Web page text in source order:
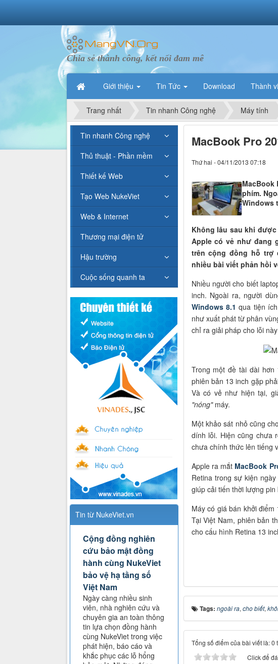
Chia sẻ thành công, kết nối đam mê
Giới thiệu Tin Tức Download Thành
Trang nhất Tin nhanh Công nghệ Máy tính
MacBook Pro
Thứ hai - 04/11/2013 07:18
MacBook
phím.
Windows
Không lâu sau khi được
Apple có vẻ như đang
trên cộng đồng hỗ trợ
nhiều bài viết phản hồi
Nhiều người cho biết
inch. Ngoài ra, người
Windows 8.1 qua tiện ích
như xuất phát từ phân
chỉ ra giải pháp cho lỗi
Trong một đề tài dài hơn
phiên bản 13 inch gặp
Và có vẻ như hiện tại,
"nóng"máy.
Một khảo sát nhỏ cũng
dính lỗi. Hiện cũng chưa
chưa chính thức lên tiếng
Apple ra mắt MacBook
Retina trong sự kiện
giúp cải tiến thời lượng
Máy có giá bán khởi điểm
Tại Việt Nam, phiên bản
cho cấu hình Retina 13
Tags: ngoài ra, cho biết,
Tổng số điểm của bài viết là: 0
Click để
Tin nhanh Công nghệ
Thủ thuật - Phần mềm
Thiết kế Web
Tạo Web NukeViet
Web & Internet
Thương mại điện tử
Hậu trường
Cuộc sống quanh ta
Tin từ NukeViet.vn
Cộng đồng nghiên
cứu bảo mật đồng
hành cùng NukeViet
bảo vệ hạ tầng số
Việt Nam
Ngày càng nhiều sinh
viên, nhà nghiên cứu và
chuyên gia an toàn thông
tin lựa chọn đồng hành
cùng NukeViet trong việc
phát hiện, báo cáo và
khắc phục các lỗ hổng